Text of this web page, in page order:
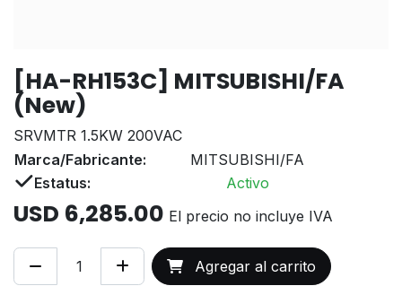
[HA-RH153C] MITSUBISHI/FA
(New)
SRVMTR 1.5KW 200VAC
Marca/Fabricante:
MITSUBISHI/FA
Estatus:
Activo
USD 6,285.00 El precio no incluye IVA
Agregar al carrito